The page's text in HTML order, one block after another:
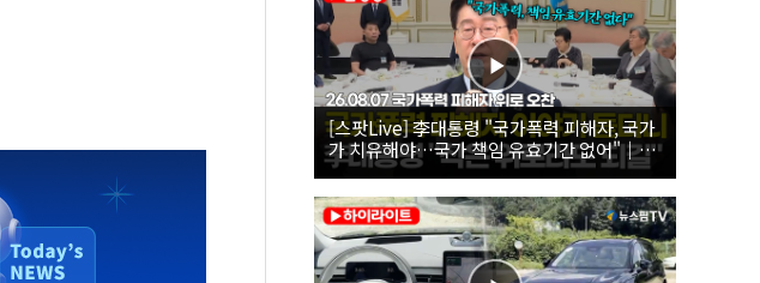
[스팟Live] 李대통령 "국가폭력 피해자, 국가
가 치유해야…국가 책임 유효기간 없어"｜
26.08.07 국가폭력 피해자 위로 오찬